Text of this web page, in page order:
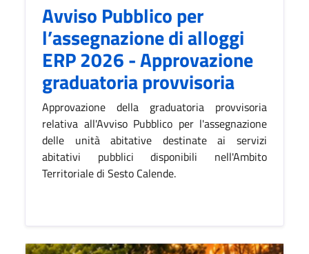
Avviso Pubblico per
l’assegnazione di alloggi
ERP 2026 - Approvazione
graduatoria provvisoria
Approvazione della graduatoria provvisoria
relativa all'Avviso Pubblico per l'assegnazione
delle unità abitative destinate ai servizi
abitativi pubblici disponibili nell'Ambito
Territoriale di Sesto Calende.